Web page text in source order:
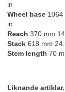
in
Wheel base 1064
in
Reach 370 mm
Stack 618 mm
Stem length 70
Liknande artiklar.